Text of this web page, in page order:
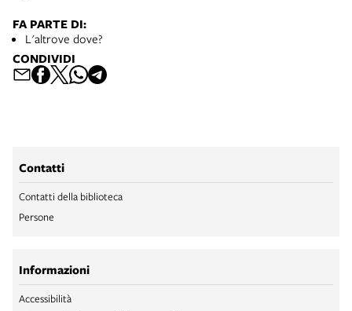
FA PARTE DI:
L'altrove dove?
CONDIVIDI
Contatti
Contatti della biblioteca
Persone
Informazioni
Accessibilità